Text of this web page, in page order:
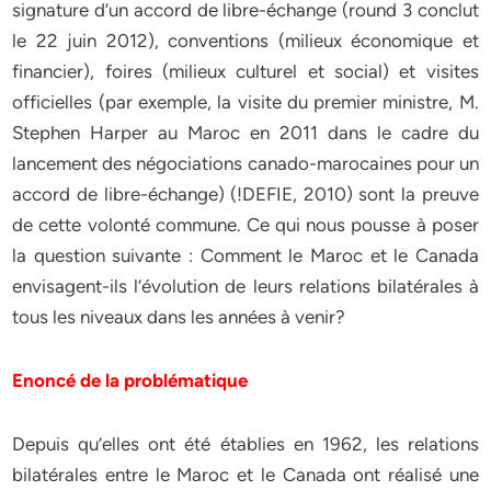
signature d’un accord de libre-échange (round 3 conclut
le 22 juin 2012), conventions (milieux économique et
financier), foires (milieux culturel et social) et visites
officielles (par exemple, la visite du premier ministre, M.
Stephen Harper au Maroc en 2011 dans le cadre du
lancement des négociations canado-marocaines pour un
accord de libre-échange) (!DEFIE, 2010) sont la preuve
de cette volonté commune. Ce qui nous pousse à poser
la question suivante : Comment le Maroc et le Canada
envisagent-ils l’évolution de leurs relations bilatérales à
tous les niveaux dans les années à venir?
Enoncé de la problématique
Depuis qu’elles ont été établies en 1962, les relations
bilatérales entre le Maroc et le Canada ont réalisé une